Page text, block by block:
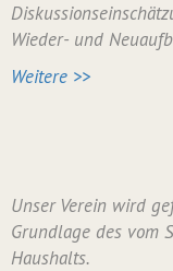
Wieder- und
Weitere >>
Unser Verein wird
Grundlage des vom
Haushalts.